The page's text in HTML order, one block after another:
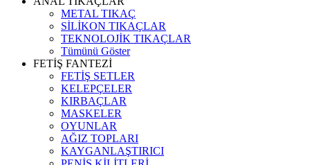
METAL TIKAÇ
SİLİKON TIKAÇLAR
TEKNOLOJİK TIKAÇLAR
Tümünü Göster
FETİŞ FANTEZİ
FETİŞ SETLER
KELEPÇELER
KIRBAÇLAR
MASKELER
OYUNLAR
AĞIZ TOPLARI
KAYGANLAŞTIRICI